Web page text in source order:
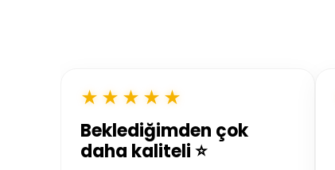
★★★★★
Beklediğimden çok
daha kaliteli ⭐